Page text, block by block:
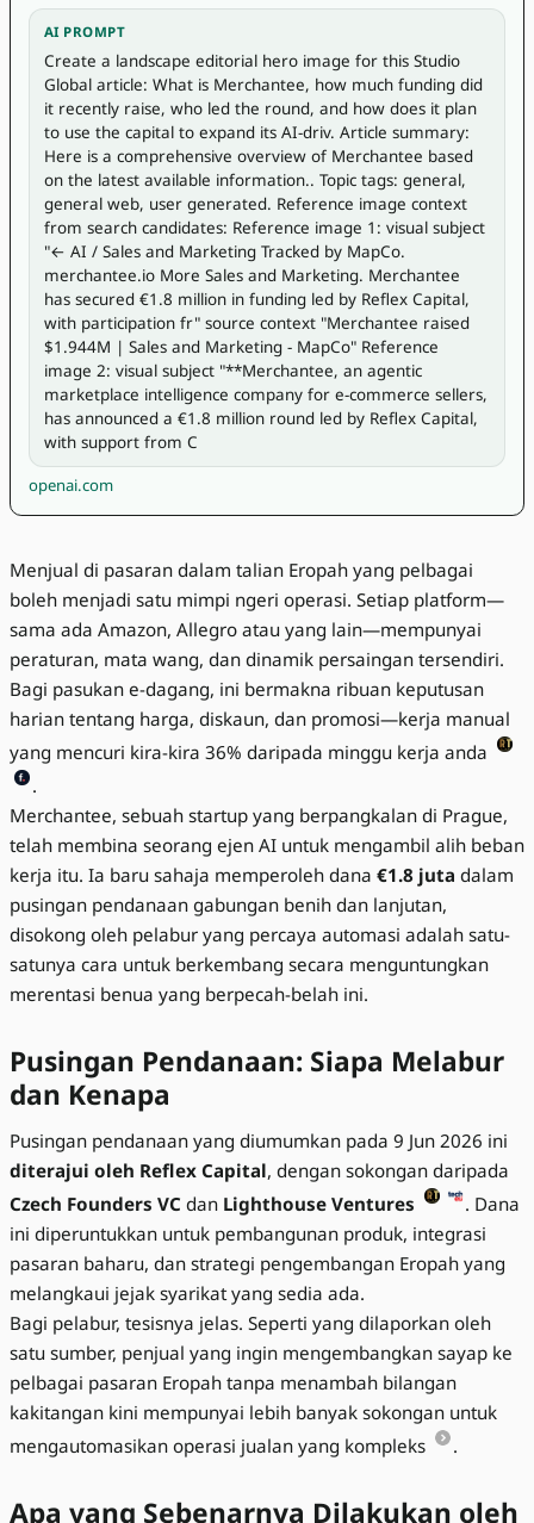
AI PROMPT
Create a landscape editorial hero image for this Studio
Global article: What is Merchantee, how much funding did
it recently raise, who led the round, and how does it plan
to use the capital to expand its AI-driv. Article summary:
Here is a comprehensive overview of Merchantee based
on the latest available information.. Topic tags: general,
general web, user generated. Reference image context
from search candidates: Reference image 1: visual subject
"← AI / Sales and Marketing Tracked by MapCo.
merchantee.io More Sales and Marketing. Merchantee
has secured €1.8 million in funding led by Reflex Capital,
with participation fr" source context "Merchantee raised
$1.944M | Sales and Marketing - MapCo" Reference
image 2: visual subject "**Merchantee, an agentic
marketplace intelligence company for e-commerce sellers,
has announced a €1.8 million round led by Reflex Capital,
with support from C
openai.com
Menjual di pasaran dalam talian Eropah yang pelbagai
boleh menjadi satu mimpi ngeri operasi. Setiap platform—
sama ada Amazon, Allegro atau yang lain—mempunyai
peraturan, mata wang, dan dinamik persaingan tersendiri.
Bagi pasukan e-dagang, ini bermakna ribuan keputusan
harian tentang harga, diskaun, dan promosi—kerja manual
yang mencuri kira-kira 36% daripada minggu kerja anda
.
Merchantee, sebuah startup yang berpangkalan di Prague,
telah membina seorang ejen AI untuk mengambil alih beban
kerja itu. Ia baru sahaja memperoleh dana €1.8 juta dalam
pusingan pendanaan gabungan benih dan lanjutan,
disokong oleh pelabur yang percaya automasi adalah satu-
satunya cara untuk berkembang secara menguntungkan
merentasi benua yang berpecah-belah ini.
Pusingan Pendanaan: Siapa Melabur
dan Kenapa
Pusingan pendanaan yang diumumkan pada 9 Jun 2026 ini
diterajui oleh Reflex Capital, dengan sokongan daripada
Czech Founders VC dan Lighthouse Ventures
. Dana
ini diperuntukkan untuk pembangunan produk, integrasi
pasaran baharu, dan strategi pengembangan Eropah yang
melangkaui jejak syarikat yang sedia ada.
Bagi pelabur, tesisnya jelas. Seperti yang dilaporkan oleh
satu sumber, penjual yang ingin mengembangkan sayap ke
pelbagai pasaran Eropah tanpa menambah bilangan
kakitangan kini mempunyai lebih banyak sokongan untuk
mengautomasikan operasi jualan yang kompleks
.
Apa yang Sebenarnya Dilakukan oleh